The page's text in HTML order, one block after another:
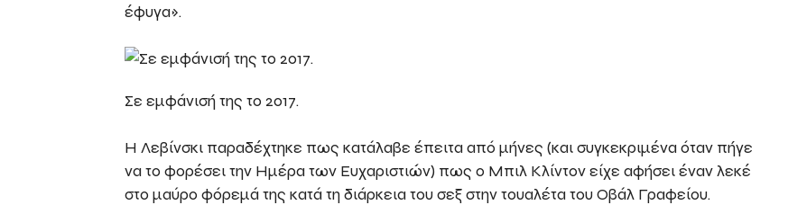
έφυγα».
Σε εμφάνισή της το 2017.
Η Λεβίνσκι παραδέχτηκε πως κατάλαβε έπειτα από μήνες (και συγκεκριμένα όταν πήγε
να το φορέσει την Ημέρα των Ευχαριστιών) πως ο Μπιλ Κλίντον είχε αφήσει έναν λεκέ
στο μαύρο φόρεμά της κατά τη διάρκεια του σεξ στην τουαλέτα του Οβάλ Γραφείου.